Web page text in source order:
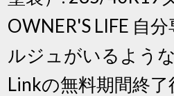
OWNER'S LIFE 自
ルジュがいるよう
Linkの無料期間終